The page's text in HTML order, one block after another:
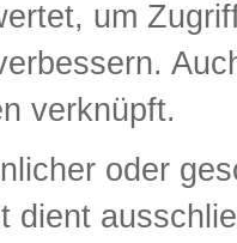
um
verknüpft.
oder
dient